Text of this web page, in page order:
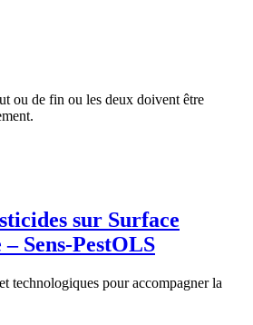
ou de fin ou les deux doivent être
sur Surface
Sens-PestOLS
technologiques pour accompagner la